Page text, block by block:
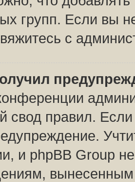
групп. Если вы
с
свод правил.
и phpBB Group